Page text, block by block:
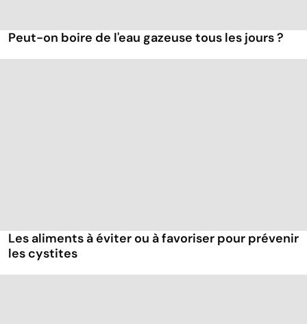
Peut-on boire de l'eau gazeuse tous les jours ?
Les aliments à éviter ou à favoriser pour prévenir
les cystites